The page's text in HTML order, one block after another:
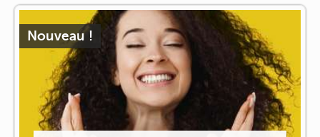
Nouveau !